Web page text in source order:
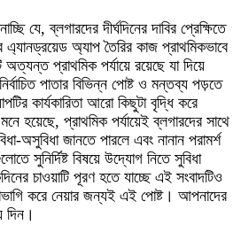
যে, ব্লগারদের দীর্ঘদিনের দাবির প্রেক্ষিতে
অ্যাপ তৈরির কাজ প্রাথমিকভাবে
প্রাথমিক পর্যায়ে রয়েছে যা দিয়ে
পাতার বিভিন্ন পোষ্ট ও মন্তব্য পড়তে
কার্যকারিতা আরো কিছুটা বৃদ্ধি করে
হয়েছে, প্রাথমিক পর্যায়েই ব্লগারদের সাথে
অসুবিধা জানতে পারলে এবং নানান পরামর্শ
সুনির্দিষ্ট বিষয়ে উদ্যোগ নিতে সুবিধা
চাওয়াটি পূরণ হতে যাচ্ছে এই সংবাদটিও
করে নেয়ার জন্যই এই পোষ্ট। আপনাদের
দিন।